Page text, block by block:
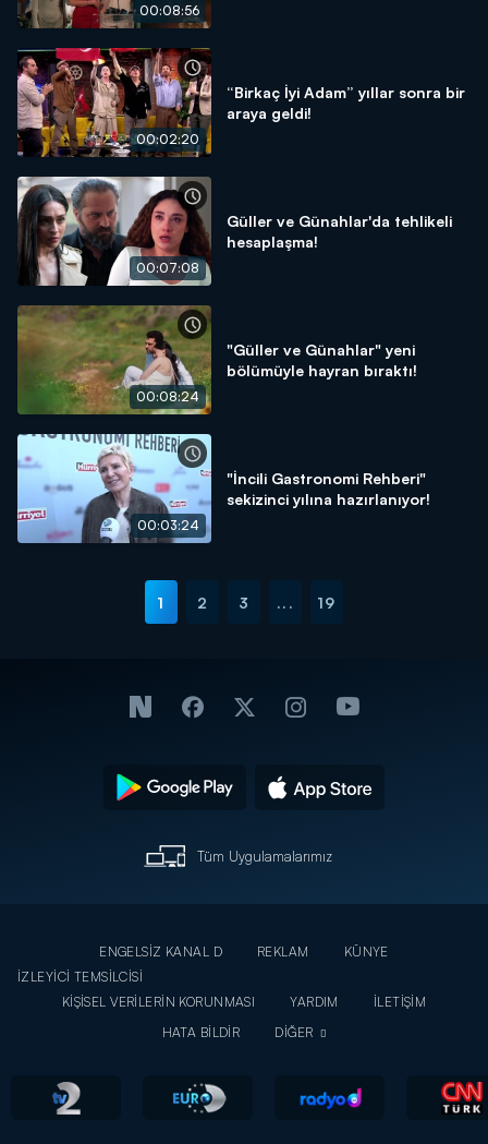
00:08:56
00:02:20
“Birkaç İyi Adam” yıllar sonra bir
araya geldi!
00:07:08
Güller ve Günahlar'da tehlikeli
hesaplaşma!
00:08:24
"Güller ve Günahlar" yeni
bölümüyle hayran bıraktı!
00:03:24
"İncili Gastronomi Rehberi"
sekizinci yılına hazırlanıyor!
1 2 3 ... 19
Tüm Uygulamalarımız
ENGELSİZ KANAL D REKLAM
KÜNYE
İZLEYİCİ TEMSİLCİSİ
KİŞİSEL VERİLERİN KORUNMASI
YARDIM
İLETİŞİM
HATA BİLDİR
DİĞER